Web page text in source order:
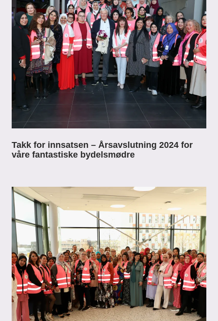
Takk for innsatsen – Årsavslutning 2024 for
våre fantastiske bydelsmødre